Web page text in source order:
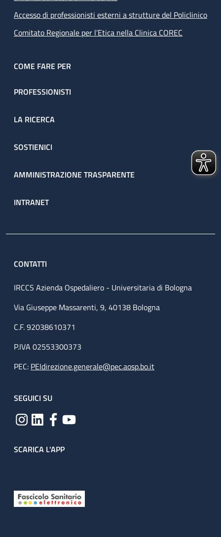
Accesso di professionisti esterni a strutture del Policlinico
Comitato Regionale per l’Etica nella Clinica COREC
COME FARE PER
PROFESSIONISTI
LA RICERCA
SOSTIENICI
AMMINISTRAZIONE TRASPARENTE
INTRANET
CONTATTI
IRCCS Azienda Ospedaliero - Universitaria di Bologna
Via Giuseppe Massarenti, 9, 40138 Bologna
C.F. 92038610371
P.IVA 02553300373
PEC: PEIdirezione.generale@pec.aosp.bo.it
SEGUICI SU
SCARICA L'APP